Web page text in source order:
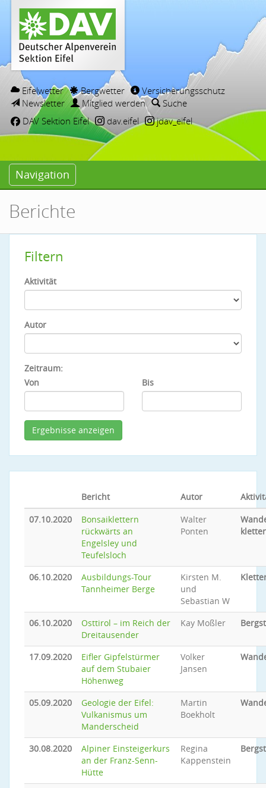
Eifelwetter Bergwetter
Versicherungsschutz
Newsletter
Mitglied werden
Suche
DAV Sektion Eifel
dav.eifel jdav_eifel
Navigation
Berichte
Filtern
Aktivität
Autor
Zeitraum:
Von
Bis
Bericht Autor
07.10.2020
Bonsaiklettern
rückwärts an
Engelsley und
Teufelsloch
Walter
Ponten
06.10.2020
Ausbildungs-Tour
Tannheimer Berge
Kirsten M.
und
Sebastian W
06.10.2020
Osttirol – im Reich der
Dreitausender
Kay Moßler
17.09.2020
Eifler Gipfelstürmer
auf dem Stubaier
Höhenweg
Volker
Jansen
05.09.2020
Geologie der Eifel:
Vulkanismus um
Manderscheid
Martin
Boekholt
30.08.2020
Alpiner Einsteigerkurs
an der Franz-Senn-
Hütte
Regina
Kappenstein